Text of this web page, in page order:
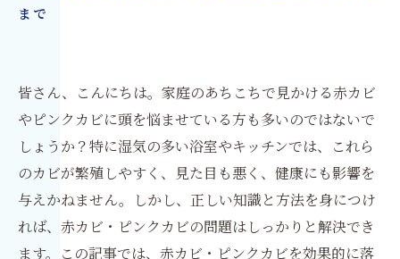
まで
皆さん、こんにちは。家庭のあちこちで見かける赤カビ
やピンクカビに頭を悩ませている方も多いのではないで
しょうか？特に湿気の多い浴室やキッチンでは、これら
のカビが繁殖しやすく、見た目も悪く、健康にも影響を
与えかねません。しかし、正しい知識と方法を身につけ
れば、赤カビ・ピンクカビの問題はしっかりと解決でき
ます。この記事では、赤カビ・ピンクカビを効果的に落